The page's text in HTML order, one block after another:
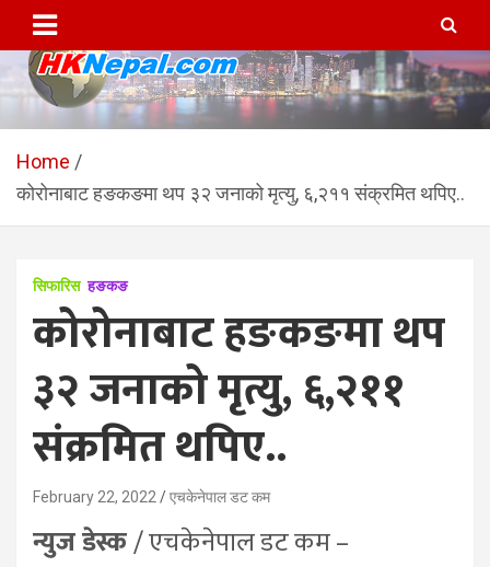
content
HKNepal.com – हङकङबाट
सञ्चालित पहिलो नेपाली अनलाईन
पत्रिका
hknepal, hknepal.com, hk nepal, hk nepal com
Home
कोरोनाबाट हङकङमा थप ३२ जनाको मृत्यु, ६,२११ संक्रमित थपिए..
सिफारिस हङकङ
कोरोनाबाट हङकङमा थप
३२ जनाको मृत्यु, ६,२११
संक्रमित थपिए..
February 22, 2022 एचकेनेपाल डट कम
न्युज डेस्क/ एचकेनेपाल डट कम –